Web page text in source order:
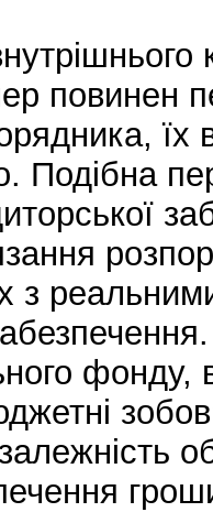
повинен
їх
Подібна
з